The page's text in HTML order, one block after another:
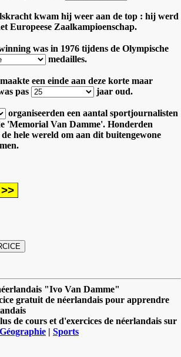
kwam hij weer aan de top : hij werd
Europeese Zaalkampioenschap.
was in 1976 tijdens de Olympische
medailles.
een einde aan deze korte maar
pas
jaar oud.
organiseerden een aantal sportjournalisten
'Memorial Van Damme'. Honderden
hele wereld om aan dit buitengewone
"Ivo Van Damme"
gratuit de néerlandais pour apprendre
de cours et d'exercices de néerlandais sur
Géographie | Sports